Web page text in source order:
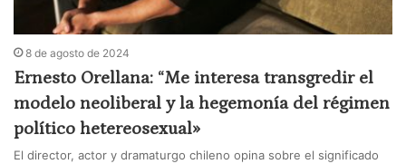
8 de agosto de 2024
Ernesto Orellana: “Me interesa transgredir el
modelo neoliberal y la hegemonía del régimen
político hetereosexual»
El director, actor y dramaturgo chileno opina sobre el significado